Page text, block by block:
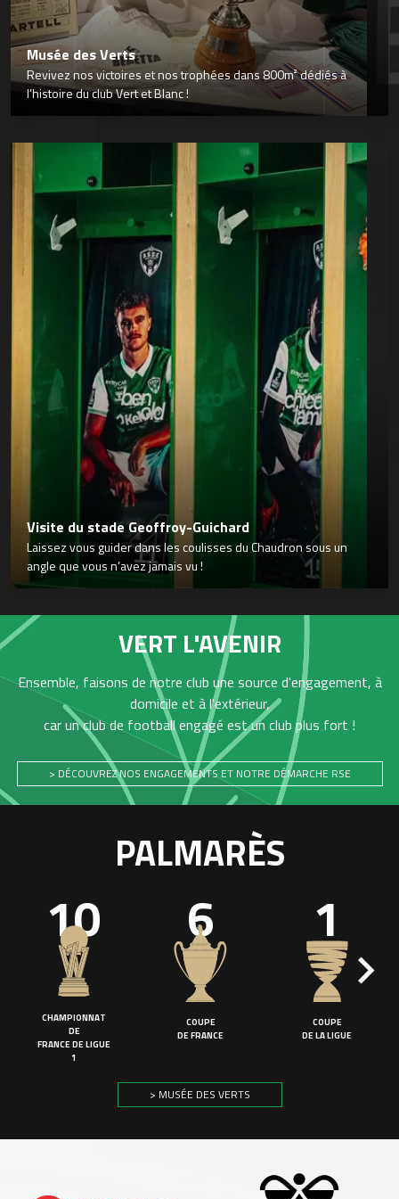
Musée des Verts
Revivez nos victoires et nos trophées dans 800m² dédiés à
l’histoire du club Vert et Blanc !
Visite du stade Geoffroy-Guichard
Laissez vous guider dans les coulisses du Chaudron sous un
angle que vous n’avez jamais vu !
VERT L'AVENIR
Ensemble, faisons de notre club une source d'engagement, à
domicile et à l'extérieur,
car un club de football engagé est un club plus fort !
> DÉCOUVREZ NOS ENGAGEMENTS ET NOTRE DÉMARCHE RSE
PALMARÈS
10
CHAMPIONNAT
DE
FRANCE DE LIGUE
1
6
COUPE
DE FRANCE
1
COUPE
DE LA LIGUE
> MUSÉE DES VERTS